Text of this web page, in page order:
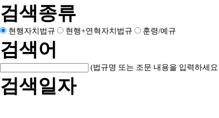
검색종류
현행자치법규 현행+연혁자치법규 훈령/예규
검색어
(법규명 또는 조문 내용을 입력하세
검색일자